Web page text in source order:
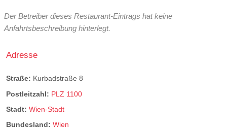
Der Betreiber dieses Restaurant-Eintrags hat keine
Anfahrtsbeschreibung hinterlegt.
Adresse
Straße: Kurbadstraße 8
Postleitzahl: PLZ 1100
Stadt: Wien-Stadt
Bundesland: Wien